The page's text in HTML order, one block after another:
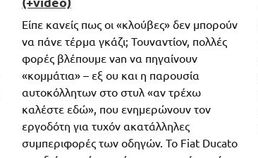
Είπε κανείς πως οι «κλούβες» δεν μπορούν
να πάνε τέρμα γκάζι; Τουναντίον, πολλές
φορές βλέπουμε van να πηγαίνουν
«κομμάτια» – εξ ου και η παρουσία
αυτοκόλλητων στο στυλ «αν τρέχω
καλέστε εδώ», που ενημερώνουν τον
εργοδότη για τυχόν ακατάλληλες
συμπεριφορές των οδηγών. Το Fiat Ducato